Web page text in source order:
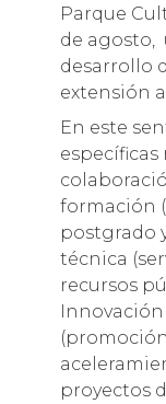
Parque
de agosto,
desarrollo
extensión
En este
específicas
formación
postgrado
técnica
recursos
proyectos